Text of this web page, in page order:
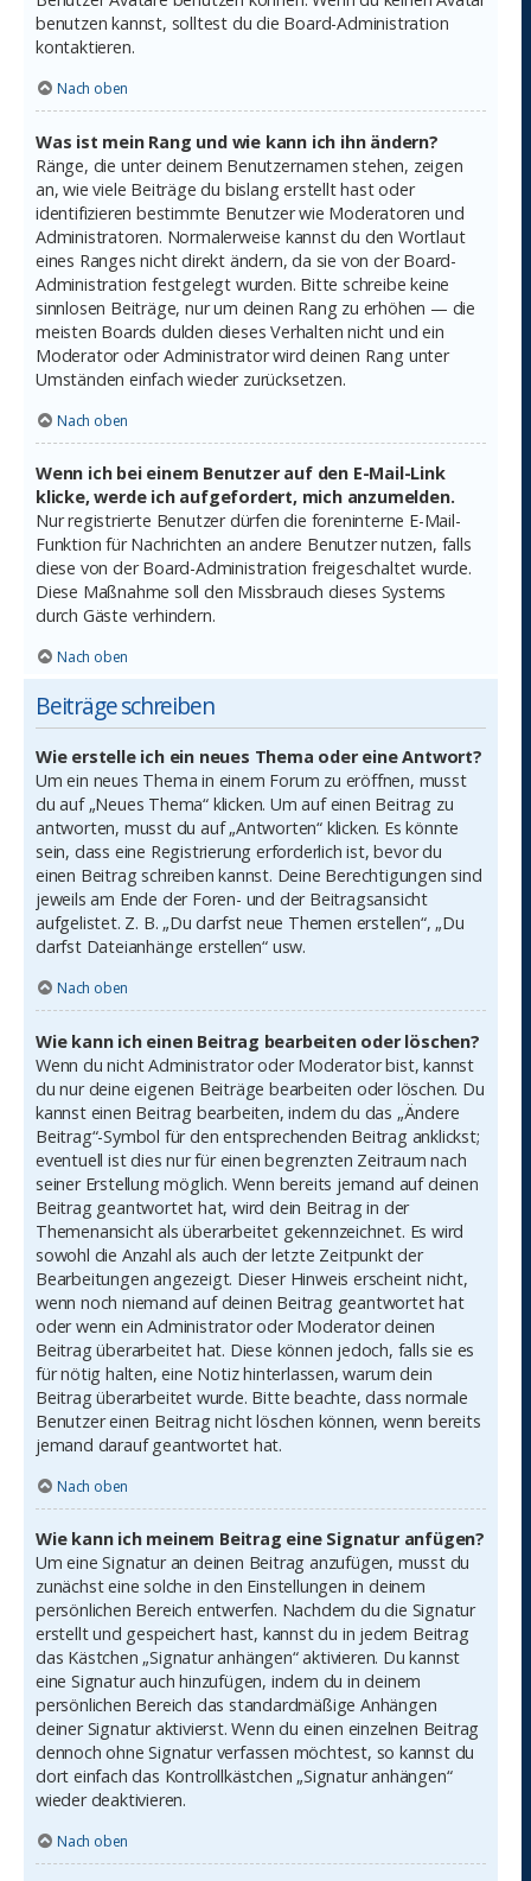
benutzen kannst, solltest du die Board-Administration
kontaktieren.
Nach oben
Was ist mein Rang und wie kann ich ihn ändern?
Ränge, die unter deinem Benutzernamen stehen, zeigen
an, wie viele Beiträge du bislang erstellt hast oder
identifizieren bestimmte Benutzer wie Moderatoren und
Administratoren. Normalerweise kannst du den Wortlaut
eines Ranges nicht direkt ändern, da sie von der Board-
Administration festgelegt wurden. Bitte schreibe keine
sinnlosen Beiträge, nur um deinen Rang zu erhöhen — die
meisten Boards dulden dieses Verhalten nicht und ein
Moderator oder Administrator wird deinen Rang unter
Umständen einfach wieder zurücksetzen.
Nach oben
Wenn ich bei einem Benutzer auf den E-Mail-Link
klicke, werde ich aufgefordert, mich anzumelden.
Nur registrierte Benutzer dürfen die foreninterne E-Mail-
Funktion für Nachrichten an andere Benutzer nutzen, falls
diese von der Board-Administration freigeschaltet wurde.
Diese Maßnahme soll den Missbrauch dieses Systems
durch Gäste verhindern.
Nach oben
Beiträge schreiben
Wie erstelle ich ein neues Thema oder eine Antwort?
Um ein neues Thema in einem Forum zu eröffnen, musst
du auf „Neues Thema“ klicken. Um auf einen Beitrag zu
antworten, musst du auf „Antworten“ klicken. Es könnte
sein, dass eine Registrierung erforderlich ist, bevor du
einen Beitrag schreiben kannst. Deine Berechtigungen sind
jeweils am Ende der Foren- und der Beitragsansicht
aufgelistet. Z. B. „Du darfst neue Themen erstellen“, „Du
darfst Dateianhänge erstellen“ usw.
Nach oben
Wie kann ich einen Beitrag bearbeiten oder löschen?
Wenn du nicht Administrator oder Moderator bist, kannst
du nur deine eigenen Beiträge bearbeiten oder löschen. Du
kannst einen Beitrag bearbeiten, indem du das „Ändere
Beitrag“-Symbol für den entsprechenden Beitrag anklickst;
eventuell ist dies nur für einen begrenzten Zeitraum nach
seiner Erstellung möglich. Wenn bereits jemand auf deinen
Beitrag geantwortet hat, wird dein Beitrag in der
Themenansicht als überarbeitet gekennzeichnet. Es wird
sowohl die Anzahl als auch der letzte Zeitpunkt der
Bearbeitungen angezeigt. Dieser Hinweis erscheint nicht,
wenn noch niemand auf deinen Beitrag geantwortet hat
oder wenn ein Administrator oder Moderator deinen
Beitrag überarbeitet hat. Diese können jedoch, falls sie es
für nötig halten, eine Notiz hinterlassen, warum dein
Beitrag überarbeitet wurde. Bitte beachte, dass normale
Benutzer einen Beitrag nicht löschen können, wenn bereits
jemand darauf geantwortet hat.
Nach oben
Wie kann ich meinem Beitrag eine Signatur anfügen?
Um eine Signatur an deinen Beitrag anzufügen, musst du
zunächst eine solche in den Einstellungen in deinem
persönlichen Bereich entwerfen. Nachdem du die Signatur
erstellt und gespeichert hast, kannst du in jedem Beitrag
das Kästchen „Signatur anhängen“ aktivieren. Du kannst
eine Signatur auch hinzufügen, indem du in deinem
persönlichen Bereich das standardmäßige Anhängen
deiner Signatur aktivierst. Wenn du einen einzelnen Beitrag
dennoch ohne Signatur verfassen möchtest, so kannst du
dort einfach das Kontrollkästchen „Signatur anhängen“
wieder deaktivieren.
Nach oben